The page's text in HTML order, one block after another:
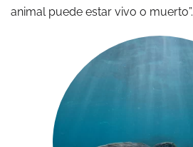
animal puede estar vivo o muerto”.